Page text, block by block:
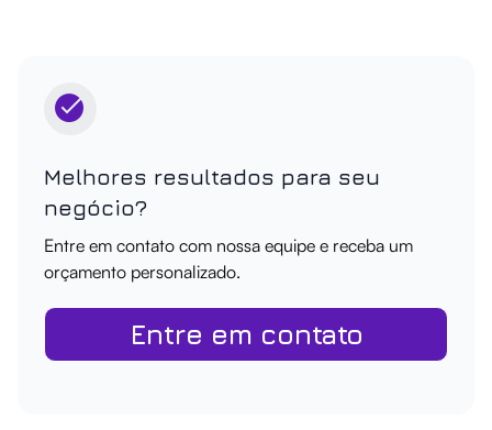
Melhores resultados para seu
negócio?
Entre em contato com nossa equipe e receba um
orçamento personalizado.
Entre em contato